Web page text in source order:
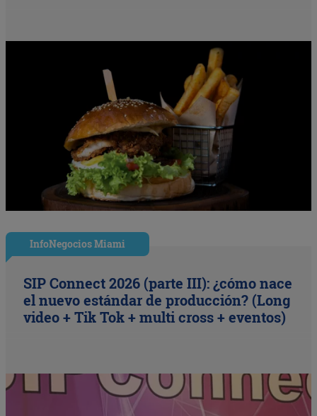
InfoNegocios Miami
SIP Connect 2026 (parte III): ¿cómo nace
el nuevo estándar de producción? (Long
video + Tik Tok + multi cross + eventos)